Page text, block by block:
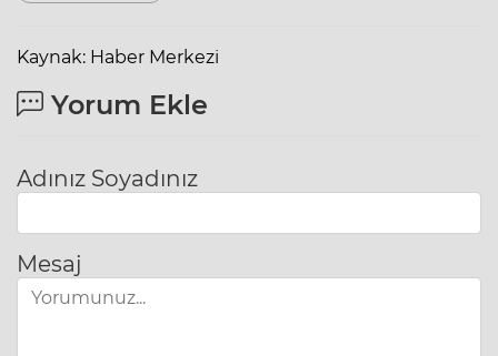
Kaynak: Haber Merkezi
Yorum Ekle
Adınız Soyadınız
Mesaj